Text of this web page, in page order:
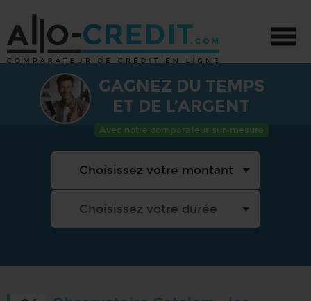
CRÉDIT - TOUS PROJETS
CRÉDIT TRAVAUX
PROMOTIONS
GAGNEZ DU TEMPS
ET DE L’ARGENT
Avec notre comparateur sur-mesure